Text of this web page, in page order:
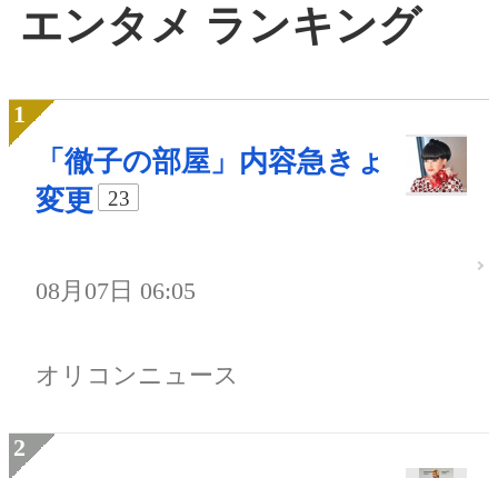
エンタメ ランキング
「徹子の部屋」内容急きょ
変更
23
08月07日 06:05
オリコンニュース